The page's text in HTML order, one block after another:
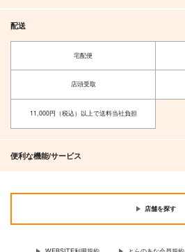
配送
宅配便
店頭受取
11,000円（税込）以上で送料当社負担
便利な機能/サービス
店舗を探す